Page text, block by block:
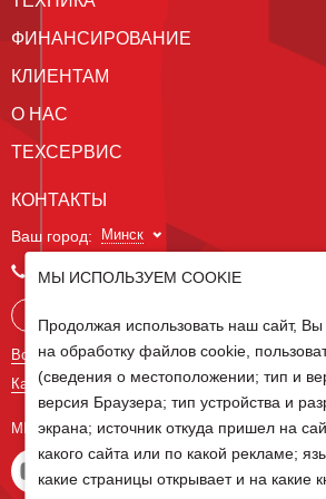
ФИНАНСИРОВАНИЕ
КЛИЕНТАМ
О НАС
ТЕХСЕРВИС
КОНТАКТЫ
Ваш город: Минск
+375 29 238 97 34
Все контакты
Карта сайта
МЫ В СОЦ СЕТЯХ
МЫ ИСПОЛЬЗУЕМ COOKIE
Продолжая использовать наш сайт, Вы
на обработку файлов cookie,
(сведения о местоположении; тип и
версия Браузера; тип устройства и
экрана; источник откуда пришел на
какого сайта или по какой рекламе;
какие страницы открывает и на какие